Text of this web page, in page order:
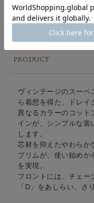
MULTI
BASEBALL CAP
PRODUCT
ヴィンテージのスーベ
ら着想を得た、ドレイ
異なるカラーのコット
インが、シンプルな装
します。
芯材を抑えたやわらか
ブリムが、使い始めか
を実現。
フロントには、チェー
「D」をあしらい、さ